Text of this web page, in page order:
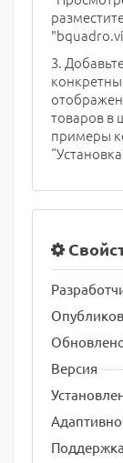
3.
товаров в
примеры
Версия